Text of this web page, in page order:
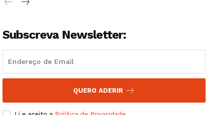
Institucional
Artigos
Edição Digital
Grande Entrevista
Subscreva Newsletter:
QUERO ADERIR